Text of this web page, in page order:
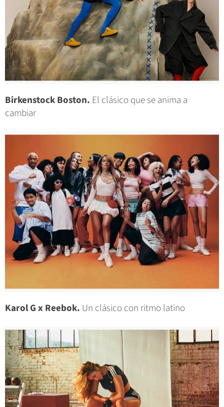
Birkenstock Boston. El clásico que se anima a
cambiar
Karol G x Reebok. Un clásico con ritmo latino